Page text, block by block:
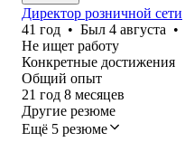
Директор розничной сети
41 год • Был 4 августа •
Не ищет работу
Конкретные достижения
Общий опыт
21 год 8 месяцев
Другие резюме
Ещё 5 резюме